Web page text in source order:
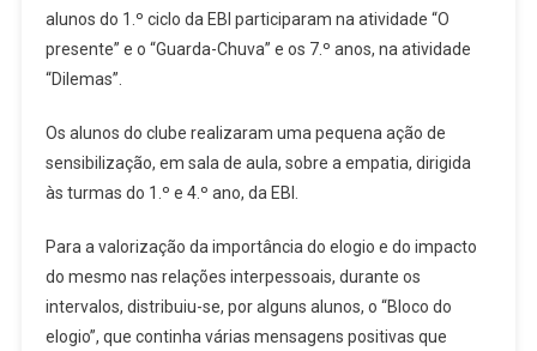
alunos do 1.º ciclo da EBI participaram na atividade “O
presente” e o “Guarda-Chuva” e os 7.º anos, na atividade
“Dilemas”.
Os alunos do clube realizaram uma pequena ação de
sensibilização, em sala de aula, sobre a empatia, dirigida
às turmas do 1.º e 4.º ano, da EBI.
Para a valorização da importância do elogio e do impacto
do mesmo nas relações interpessoais, durante os
intervalos, distribuiu-se, por alguns alunos, o “Bloco do
elogio”, que continha várias mensagens positivas que